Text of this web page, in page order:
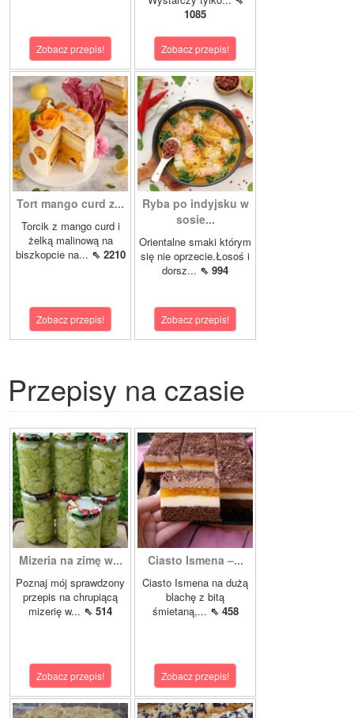
Zobacz przepis!
1085
Zobacz przepis!
Tort mango curd z...
Torcik z mango curd i
żelką malinową na
biszkopcie na... ⇖ 2210
Zobacz przepis!
Ryba po indyjsku w
sosie...
Orientalne smaki którym
się nie oprzecie.Łosoś i
dorsz... ⇖ 994
Zobacz przepis!
Przepisy na czasie
Mizeria na zimę w...
Poznaj mój sprawdzony
przepis na chrupiącą
mizerię w... ⇖ 514
Zobacz przepis!
Ciasto Ismena –...
Ciasto Ismena na dużą
blachę z bitą
śmietaną,... ⇖ 458
Zobacz przepis!